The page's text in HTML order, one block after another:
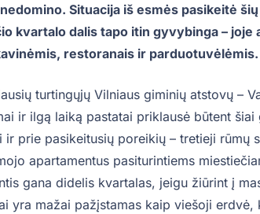
Situacija iš esmės pasikeitė
kvartalo dalis tapo itin gyvybinga – joje
restoranais ir parduotuvėlėmis.
turtingųjų Vilniaus giminių atstovų –
ir ilgą laiką pastatai priklausė būtent šiai
prie pasikeitusių poreikių – tretieji rūmų
apartamentus pasiturintiems
gana didelis kvartalas, jeigu žiūrint į
yra mažai pažįstamas kaip viešoji erdvė,